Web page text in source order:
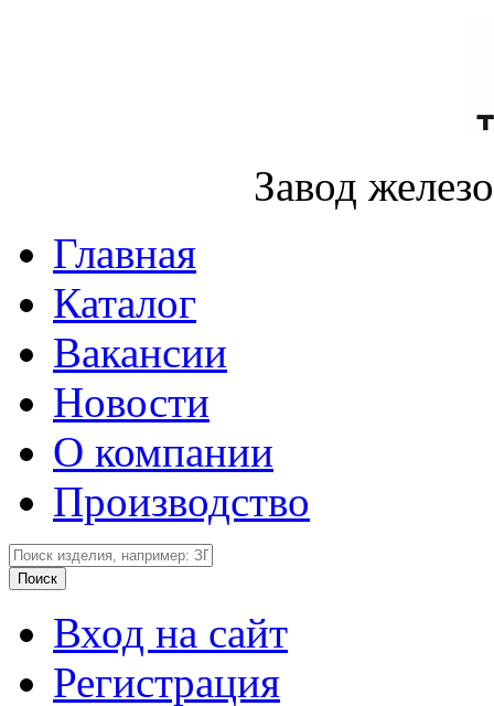
Завод
Главная
Каталог
Вакансии
Новости
О компании
Производство
Вход на сайт
Регистрация